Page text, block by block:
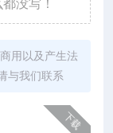
没写！
用以及产生法
与我们联系
下载